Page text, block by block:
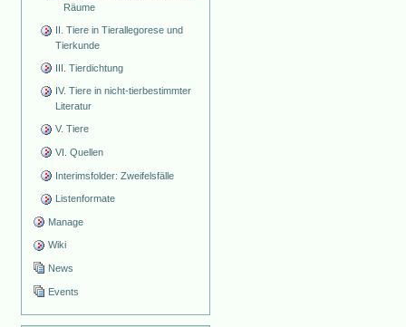
Räume
II. Tiere in Tierallegorese und
Tierkunde
III. Tierdichtung
IV. Tiere in nicht-tierbestimmter
Literatur
V. Tiere
VI. Quellen
Interimsfolder: Zweifelsfälle
Listenformate
Manage
Wiki
News
Events